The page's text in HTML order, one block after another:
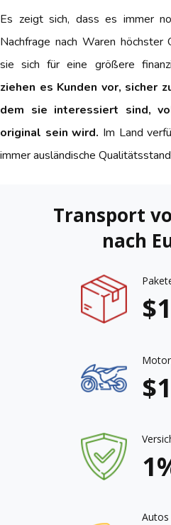
Es zeigt sich, dass es immer
Nachfrage nach Waren
sie sich für eine größere
ziehen es Kunden vor, sicher
dem sie interessiert sind,
original sein wird. Im Land
immer ausländische
Transport
nach
$1
Autos